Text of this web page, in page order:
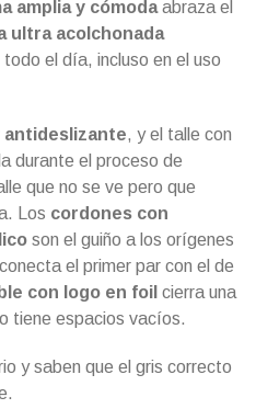
amplia y cómodaabraza el
ultra acolchonada
el día, incluso en el uso
antideslizante, y el talle con
durante el proceso de
que no se ve pero que
Los cordones con
son el guiño a los orígenes
el primer par con el de
con logo en foil cierra una
tiene espacios vacíos.
y saben que el gris correcto